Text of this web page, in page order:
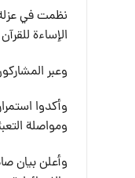
نظمت في
الإساءة
وعبر
وأكدوا
ومواصلة
وأعلن بيان